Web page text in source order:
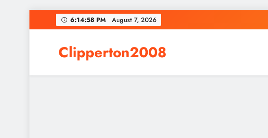
to
6:14:59 PM August 7, 2026
Clipperton2008